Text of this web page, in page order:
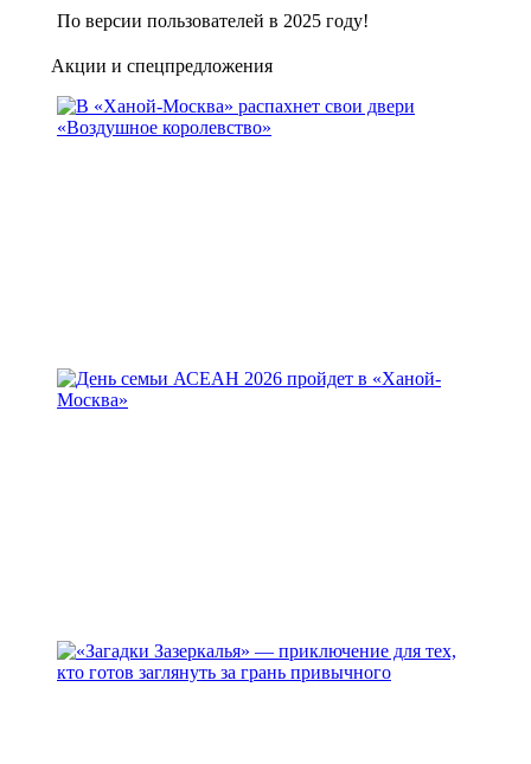
По версии пользователей в 2025 году!
Акции и спецпредложения